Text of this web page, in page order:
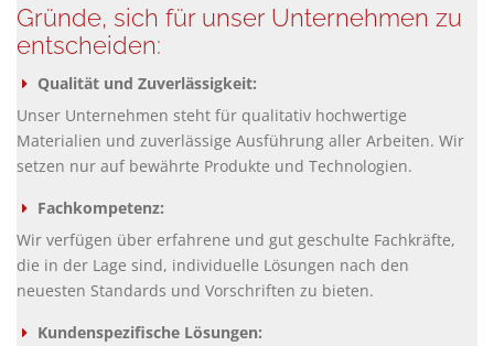
Gründe, sich für unser Unternehmen zu
entscheiden:
Qualität und Zuverlässigkeit:
Unser Unternehmen steht für qualitativ hochwertige
Materialien und zuverlässige Ausführung aller Arbeiten. Wir
setzen nur auf bewährte Produkte und Technologien.
Fachkompetenz:
Wir verfügen über erfahrene und gut geschulte Fachkräfte,
die in der Lage sind, individuelle Lösungen nach den
neuesten Standards und Vorschriften zu bieten.
Kundenspezifische Lösungen: